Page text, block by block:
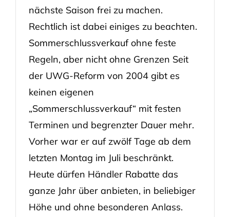
nächste Saison frei zu machen.
Rechtlich ist dabei einiges zu beachten.
Sommerschlussverkauf ohne feste
Regeln, aber nicht ohne Grenzen Seit
der UWG-Reform von 2004 gibt es
keinen eigenen
„Sommerschlussverkauf“ mit festen
Terminen und begrenzter Dauer mehr.
Vorher war er auf zwölf Tage ab dem
letzten Montag im Juli beschränkt.
Heute dürfen Händler Rabatte das
ganze Jahr über anbieten, in beliebiger
Höhe und ohne besonderen Anlass.